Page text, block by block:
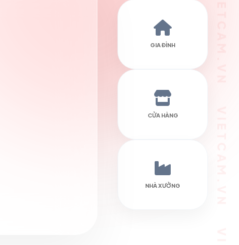
GIA ĐÌNH
CỬA HÀNG
NHÀ XƯỞNG